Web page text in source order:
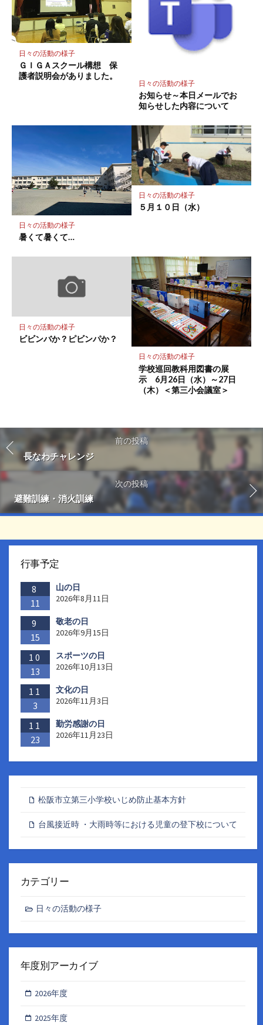
に
保
存
日々の活動の様子
ＧＩＧＡスクール構想 保
護者説明会がありました。
日々の活動の様子
お知らせ～本日メールでお
知らせした内容について
日々の活動の様子
暑くて暑くて…
日々の活動の様子
５月１０日（水）
日々の活動の様子
ビビンバか？ピビンパか？
日々の活動の様子
学校巡回教科用図書の展
示 6月26日（水）～27日
（木）＜第三小会議室＞
前の投稿
長なわチャレンジ
次の投稿
避難訓練・消火訓練
行事予定
8
11
山の日
2026年8月11日
9
15
敬老の日
2026年9月15日
10
13
スポーツの日
2026年10月13日
11
3
文化の日
2026年11月3日
11
23
勤労感謝の日
2026年11月23日
松阪市立第三小学校いじめ防止基本方針
台風接近時 ・大雨時等における児童の登下校について
カテゴリー
日々の活動の様子
年度別アーカイブ
2026年度
2025年度